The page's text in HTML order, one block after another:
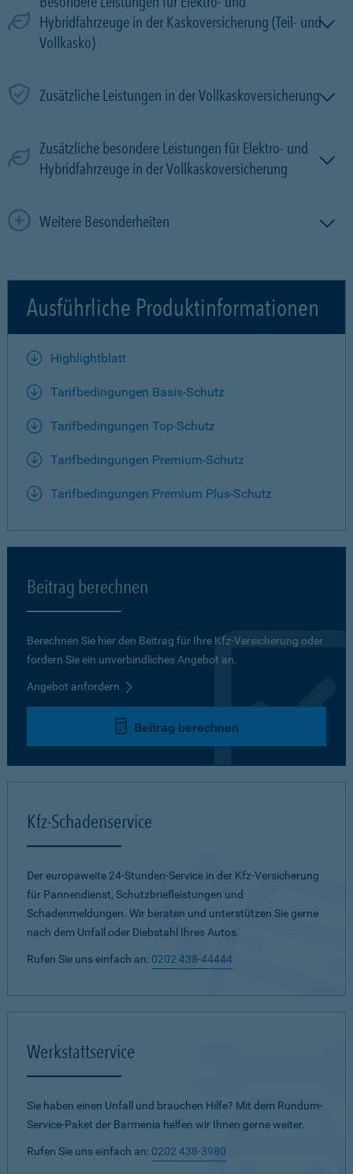
Hybridfahrzeuge in der Kaskoversicherung (Teil- und
Vollkasko)
Zusätzliche Leistungen in der Vollkaskoversicherung
Zusätzliche besondere Leistungen für Elektro- und
Hybridfahrzeuge in der Vollkaskoversicherung
Weitere Besonderheiten
Ausführliche Produktinformationen
Highlightblatt
Tarifbedingungen Basis-Schutz
Tarifbedingungen Top-Schutz
Tarifbedingungen Premium-Schutz
Tarifbedingungen Premium Plus-Schutz
Beitrag berechnen
Berechnen Sie hier den Beitrag für Ihre Kfz-Versicherung oder
fordern Sie ein unverbindliches Angebot an.
Angebot anfordern
Beitrag berechnen
Kfz-Schadenservice
Der europaweite 24-Stunden-Service in der Kfz-Versicherung
für Pannendienst, Schutzbriefleistungen und
Schadenmeldungen. Wir beraten und unterstützen Sie gerne
nach dem Unfall oder Diebstahl Ihres Autos.
Rufen Sie uns einfach an: 0202 438-44444
Werkstattservice
Sie haben einen Unfall und brauchen Hilfe? Mit dem Rundum-
Service-Paket der Barmenia helfen wir Ihnen gerne weiter.
Rufen Sie uns einfach an: 0202 438-3980